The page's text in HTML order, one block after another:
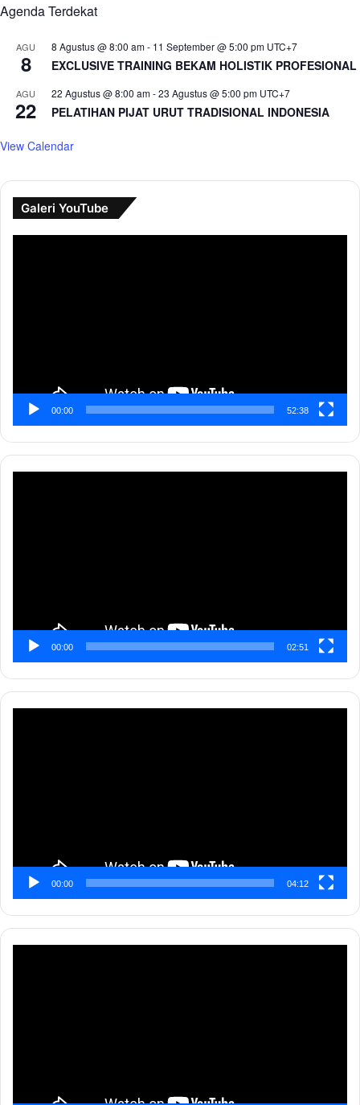
Agenda Terdekat
AGU
8
8 Agustus @ 8:00 am- 11 September @ 5:00 pm UTC+7
EXCLUSIVE TRAINING BEKAM HOLISTIK PROFESIONAL
AGU
22
22 Agustus @ 8:00 am-23 Agustus @ 5:00 pm UTC+7
PELATIHAN PIJAT URUT TRADISIONAL INDONESIA
View Calendar
Galeri YouTube
00:00 52:38
00:00 02:51
00:00 04:12